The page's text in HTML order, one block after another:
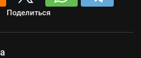
Поделиться